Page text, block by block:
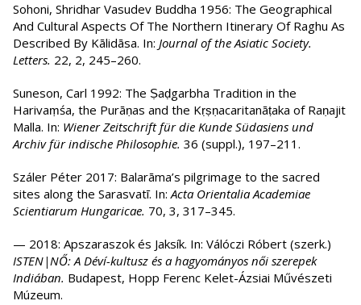
Sohoni, Shridhar Vasudev Buddha 1956: The Geographical
And Cultural Aspects Of The Northern Itinerary Of Raghu As
Described By Kālidāsa. In: Journal of the Asiatic Society.
Letters. 22, 2, 245–260.
Suneson, Carl 1992: The Ṣaḍgarbha Tradition in the
Harivaṃśa, the Purāṇas and the Kṛṣṇacaritanāṭaka of Raṇajit
Malla. In: Wiener Zeitschrift für die Kunde Südasiens und
Archiv für indische Philosophie. 36 (suppl.), 197–211.
Száler Péter 2017: Balarāma’s pilgrimage to the sacred
sites along the Sarasvatī. In:Acta Orientalia Academiae
Scientiarum Hungaricae. 70, 3, 317–345.
— 2018: Apszaraszok és Jaksík. In: Válóczi Róbert (szerk.)
ISTEN|NŐ: A Déví-kultusz és a hagyományos női szerepek
Indiában. Budapest, Hopp Ferenc Kelet-Ázsiai Művészeti
Múzeum.